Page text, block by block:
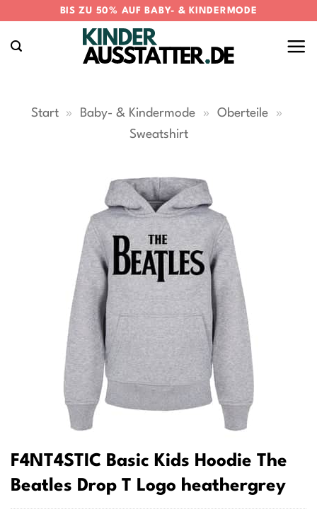
springen
BIS ZU 50% AUF BABY- & KINDERMODE
Start » Baby- & Kindermode » Oberteile
»
Sweatshirt
F4NT4STIC Basic Kids Hoodie The
Beatles Drop T Logo heathergrey